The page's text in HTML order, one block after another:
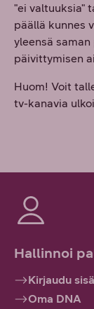
"ei valtuuksia"
päällä kunnes
yleensä
päivittymisen
Huom! Voit
tv-kanavia
Hallinnoi
Kirjaudu
Oma DNA